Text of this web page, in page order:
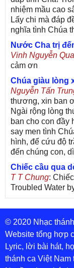
nhiệm mầu cao
Lấy chi mà đáp
nghĩa tình Chúa
Nước Cha trị
Vinh Nguyễn
cảm ơn
Chúa giàu lòng
Nguyễn Tấn
thương, xin ban
Ngài rộng lòng
ban cho con đầy
say men tình
hình, để cứu độ
đến chúng con,
Chiếc cầu qua
T T Chung:
Troubled Water
26, 1970) Lời
Chung Tử Lưu
De Colores! (Lời
Son Vu: Bài hát
Bài ca dâng Mẹ
thuc : xin lòi bài
© 2020 Nhạc
Website tổng hợp
Lyric, lời bài hát,
thánh ca Việt Nam